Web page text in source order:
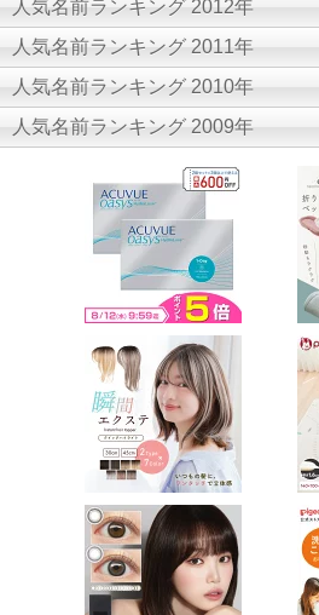
人気名前ランキング 2012年
人気名前ランキング 2011年
人気名前ランキング 2010年
人気名前ランキング 2009年